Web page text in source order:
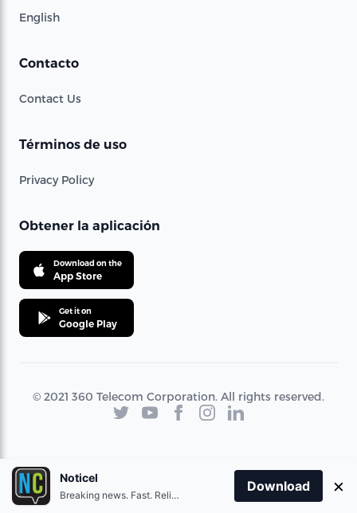
English
Contacto
Contact Us
Términos de uso
Privacy Policy
Obtener la aplicación
Download on the
App Store
Get it on
Google Play
© 2021 360 Telecom Corporation. All rights reserved.
Noticel
Breaking news. Fast. Reliable.
Download ×